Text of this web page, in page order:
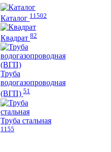
Каталог 11502
Квадрат 82
Труба
водогазопроводная
(ВГП) 51
Труба стальная
1155